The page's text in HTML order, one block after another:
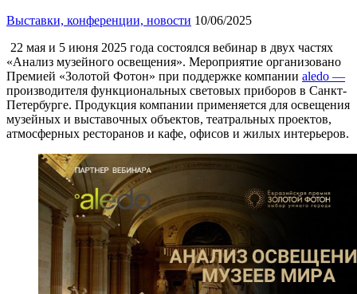
Выставки, конференции, новости 10/06/2025
22 мая и 5 июня 2025 года состоялся вебинар в двух частях
«Анализ музейного освещения». Мероприятие организовано
Премией «Золотой Фотон» при поддержке компании aledo —
производителя функциональных световых приборов в Санкт-
Петербурге. Продукция компании применяется для освещения
музейных и выставочных объектов, театральных проектов,
атмосферных ресторанов и кафе, офисов и жилых интерьеров.